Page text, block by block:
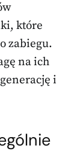
które
zabiegu.
na ich
i